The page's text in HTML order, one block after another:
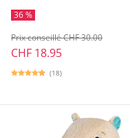
36 %
CHF 18.95
Prix conseillé CHF 30.00
(18)